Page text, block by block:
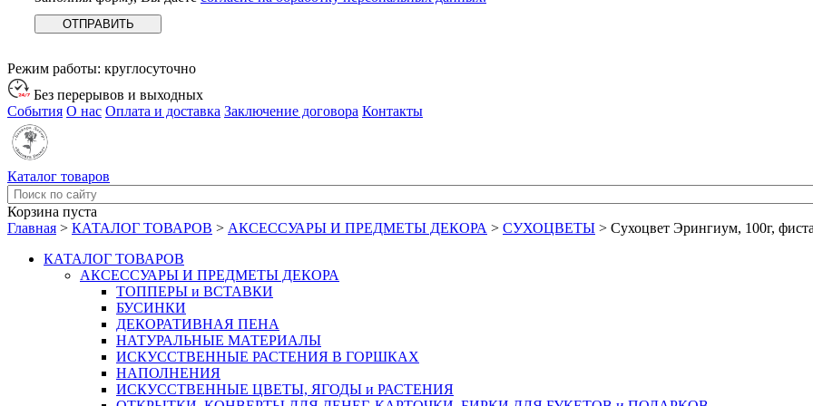
Режим работы: круглосуточно
Без перерывов и выходных
События О нас Оплата и доставка Заключение договора Контакты
Каталог товаров
Корзина пуста
Главная > КАТАЛОГ ТОВАРОВ > АКСЕССУАРЫ И ПРЕДМЕТЫ ДЕКОРА > СУХОЦВЕТЫ > Сухоцвет Эрингиум, 100г,
КАТАЛОГ ТОВАРОВ
АКСЕССУАРЫ И ПРЕДМЕТЫ ДЕКОРА
ТОППЕРЫ и ВСТАВКИ
БУСИНКИ
ДЕКОРАТИВНАЯ ПЕНА
НАТУРАЛЬНЫЕ МАТЕРИАЛЫ
ИСКУССТВЕННЫЕ РАСТЕНИЯ В ГОРШКАХ
НАПОЛНЕНИЯ
ИСКУССТВЕННЫЕ ЦВЕТЫ, ЯГОДЫ и РАСТЕНИЯ